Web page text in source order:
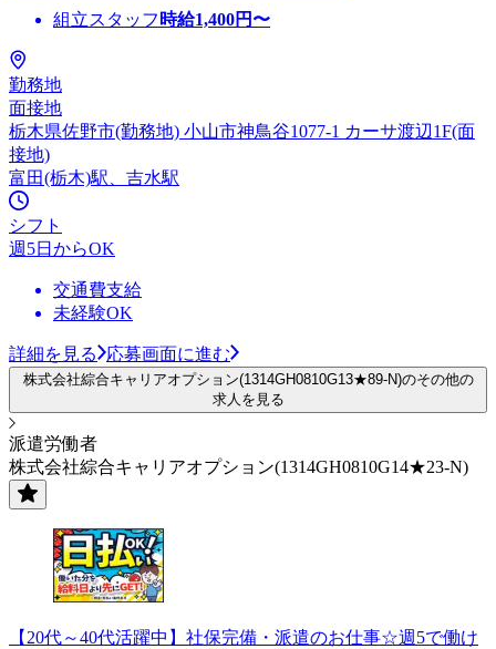
組立スタッフ 時給1,400円〜
勤務地
面接地
栃木県佐野市(勤務地) 小山市神鳥谷1077-1 カーサ渡辺1F(面
接地)
富田(栃木)駅、吉水駅
シフト
週5日からOK
交通費支給
未経験OK
詳細を見る 応募画面に進む
株式会社綜合キャリアオプション(1314GH0810G13★89-N)のその他の
求人を見る
派遣労働者
株式会社綜合キャリアオプション(1314GH0810G14★23-N)
【20代～40代活躍中】社保完備・派遣のお仕事☆週5で働け